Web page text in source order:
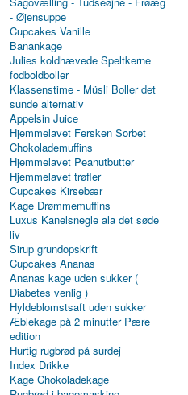
- Øjensuppe
Cupcakes Vanille
Banankage
Julies koldhævede Speltkerne
fodboldboller
Klassenstime - Müsli Boller det
sunde alternativ
Appelsin Juice
Hjemmelavet Fersken Sorbet
Chokolademuffins
Hjemmelavet Peanutbutter
Hjemmelavet trøfler
Cupcakes Kirsebær
Kage Drømmemuffins
Luxus Kanelsnegle ala det søde
liv
Sirup grundopskrift
Cupcakes Ananas
Ananas kage uden sukker (
Diabetes venlig )
Hyldeblomstsaft uden sukker
Æblekage på 2 minutter Pære
edition
Hurtig rugbrød på surdej
Index Drikke
Kage Chokoladekage